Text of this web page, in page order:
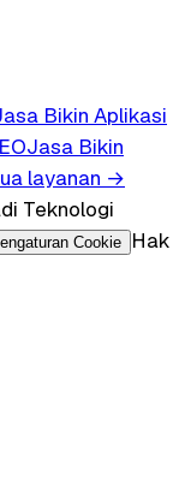
Bikin Aplikasi
Jasa Bikin
layanan →
Teknologi
Cookie
Hak